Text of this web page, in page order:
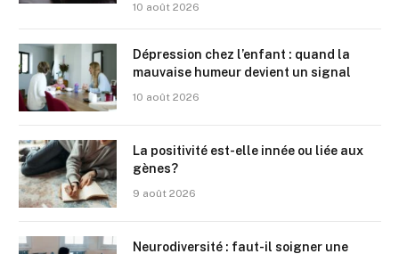
10 août 2026
Dépression chez l’enfant : quand la
mauvaise humeur devient un signal
10 août 2026
La positivité est-elle innée ou liée aux
gènes?
9 août 2026
Neurodiversité : faut-il soigner une